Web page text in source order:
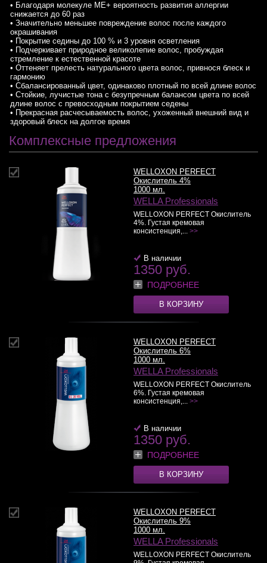
• Благодаря молекуле ME+ вероятность развития аллергии
снижается до 60 раз
• Значительно меньшее повреждение волос после каждого
окрашивания
• Покрытие седины до 100 % и 3 уровня осветления
• Подчеркивает природное великолепие волос, пробуждая
стремление к естественной красоте
• Оттеняет прелесть натурального цвета волос, привнося блеск и
гармонию
• Сбалансированный цвет, одинаково плотный по всей длине волос
• Стойкие, лучистые тона с безупречным балансом цвета по всей
длине волос с превосходным покрытием седены
• Прекрасная расчесываемость волос, ухоженный внешний вид и
здоровый блеск на долгое время
Комплексные предложения
WELLOXON PERFECT
Окислитель 4%
1000 мл.
WELLA Professionals
WELLOXON PERFECT Окислитель
4%. Густая кремовая
консистенция,... >>
В наличии
1350 руб.
ПОДРОБНЕЕ
В КОРЗИНУ
WELLOXON PERFECT
Окислитель 6%
1000 мл.
WELLA Professionals
WELLOXON PERFECT Окислитель
6%. Густая кремовая
консистенция,... >>
В наличии
1350 руб.
ПОДРОБНЕЕ
В КОРЗИНУ
WELLOXON PERFECT
Окислитель 9%
1000 мл.
WELLA Professionals
WELLOXON PERFECT Окислитель